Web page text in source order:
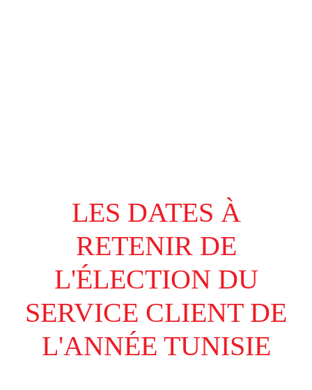
LES DATES À
RETENIR DE
L'ÉLECTION DU
SERVICE CLIENT DE
L'ANNÉE TUNISIE